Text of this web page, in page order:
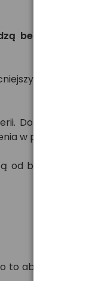
bezpośrednio
na
Dobrze znoszą
w przypadku
od baterii
aby do klienta